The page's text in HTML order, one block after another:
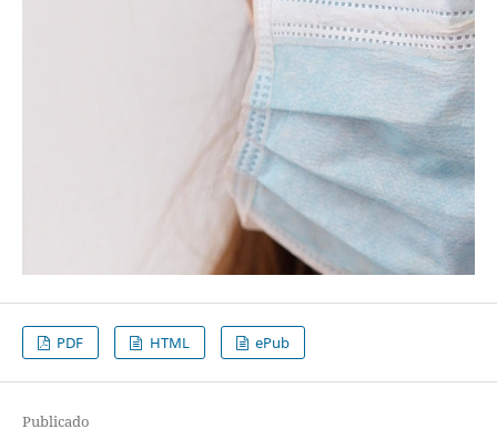
PDF HTML ePub
Publicado